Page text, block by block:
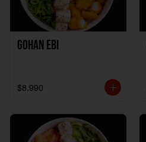
Gohan Ebi
$8.990